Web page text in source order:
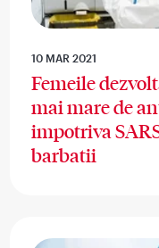
10 MAR 2021
Femeile
mai mare de
impotriva
barbatii